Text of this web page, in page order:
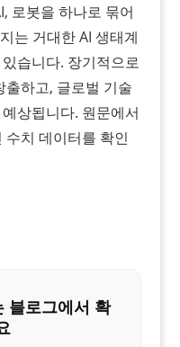
로봇을 하나로 묶어
는 거대한 AI 생태계
습니다. 장기적으로
하고, 글로벌 기술
상됩니다. 원문에서
치 데이터를 확인
블로그에서 확